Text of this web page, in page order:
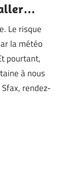
aller…
Le risque
la météo
pourtant,
à nous
rendez-